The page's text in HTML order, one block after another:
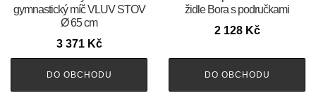
gymnastický míč VLUV STOV
Ø 65 cm
3 371 Kč
DO OBCHODU
židle Bora s područkami
2 128 Kč
DO OBCHODU